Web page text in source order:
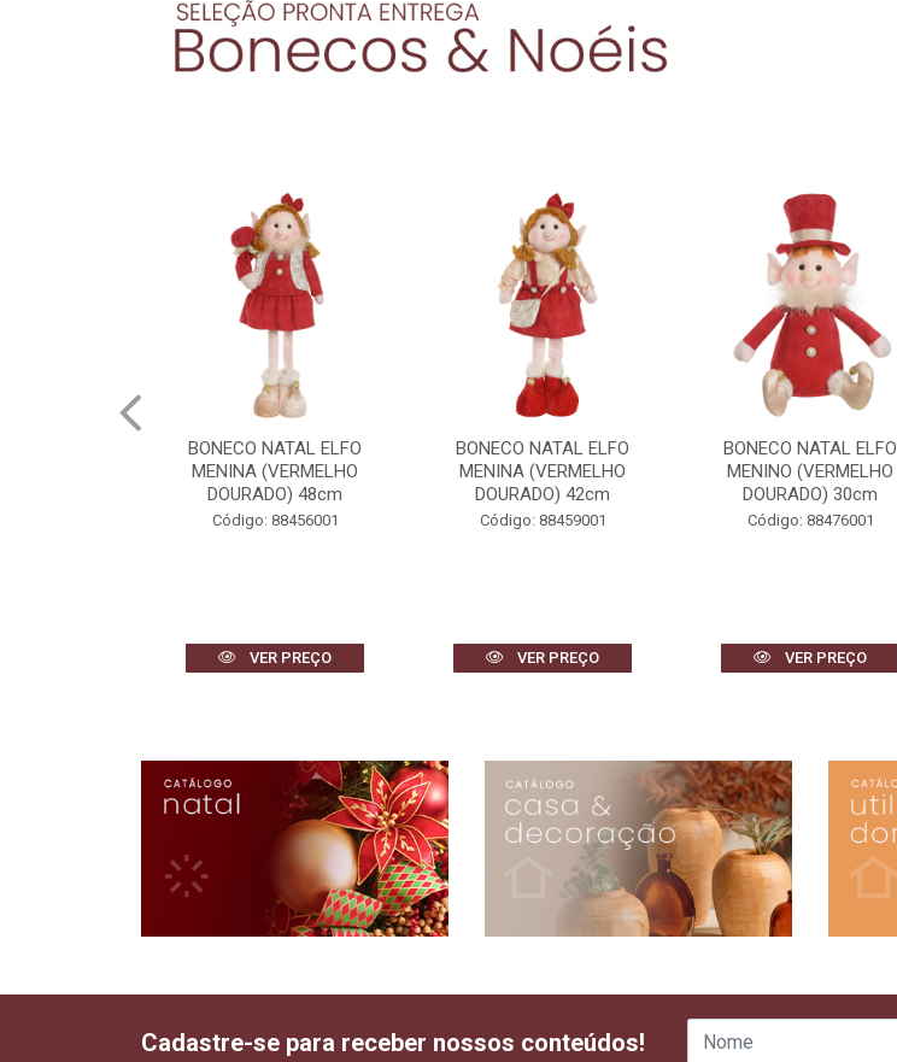
BONECO NATAL ELFO
MENINA (VERMELHO
DOURADO) 42cm
Código: 88459001
VER PREÇO
BONECO NATAL ELFO
MENINO (VERMELHO
DOURADO) 30cm
Código: 88476001
VER PREÇO
BONECO NATAL ELFO
MENINA (VERMELHO
DOURADO) 24cm
Código: 88477001
VER PREÇO
Cadastre-se para receber nossos conteúdos!